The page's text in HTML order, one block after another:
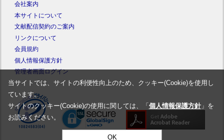
会社案内
本サイトについて
文献配信契約のご案内
リンクについて
会員規約
個人情報保護方針
管理者画面ログイン
当サイトでは、サイトの利便性向上のため、クッキー(Cookie)を使用し
ています。
サイトのクッキー(Cookie)の使用に関しては、「 個人情報保護方針」を
お読みください。
OK